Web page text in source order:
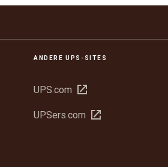
ANDERE UPS-SITES
UPS.com Opent
een
UPSers.com Opent